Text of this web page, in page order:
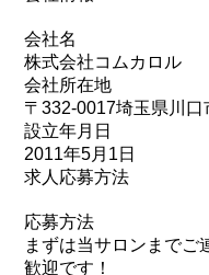
会社名
株式会社コムカロル
会社所在地
〒332-0017埼玉県川
設立年月日
2011年5月1日
求人応募方法
応募方法
まずは当サロンまでご
歓迎です！